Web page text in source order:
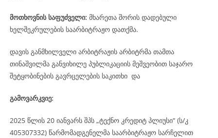
მოთხოვნის საფუძველი: მხარეთა შორის დადებული
ხელშეკრულების საარბიტრაჟო დათქმა.
დავის განმხილველი არბიტრაჟის არბიტრმა თამთა
თინაშვილმა განვიხილე პუბლიკაციის მეშვეობით საჯარო
შეტყობინების გავრცელების საკითხი და
გამოვარკვიე:
2025 წლის 20 იანვარს შპს „ტექნო კრედიტ პლიუსი“ (ს/კ
405307332) წარმომადგენელმა საარბიტრაჟო სარჩელით